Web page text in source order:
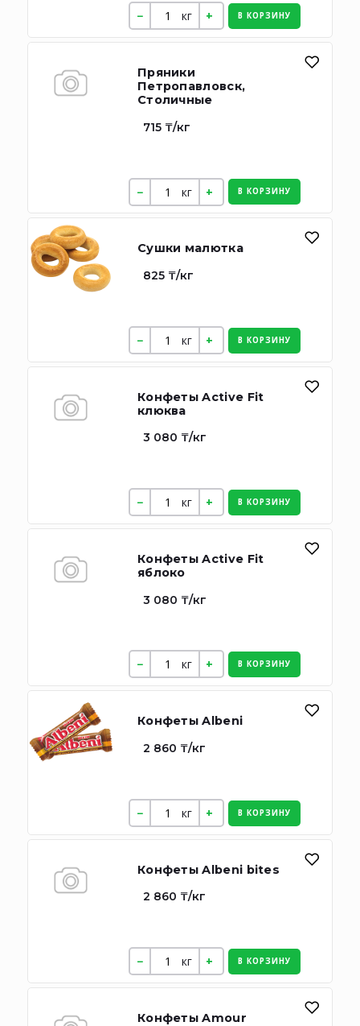
кг В КОРЗИНУ
Пряники
Петропавловск,
Столичные
715 ₸/кг
кг В КОРЗИНУ
Сушки малютка
825 ₸/кг
кг В КОРЗИНУ
Конфеты Active Fit
клюква
3 080 ₸/кг
кг В КОРЗИНУ
Конфеты Active Fit
яблоко
3 080 ₸/кг
кг В КОРЗИНУ
Конфеты Albeni
2 860 ₸/кг
кг В КОРЗИНУ
Конфеты Albeni bites
2 860 ₸/кг
кг В КОРЗИНУ
Конфеты Amour